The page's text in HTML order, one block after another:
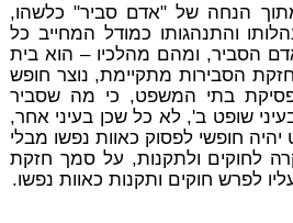
הנחה של "אדם סביר" כלשהו,
והתנהגותו כמודל המחייב כל
הסביר, ומהם מהלכיו – הוא בית
הסבירות מתקיימת, נוצר חופש
בתי המשפט, כי מה שסביר
שופט ב', לא כל שכן בעיני אחר,
חופשי לפסוק כאוות נפשו מבלי
לחוקים ולתקנות, על סמך חזקת
לפרש חוקים ותקנות כאוות נפשו.